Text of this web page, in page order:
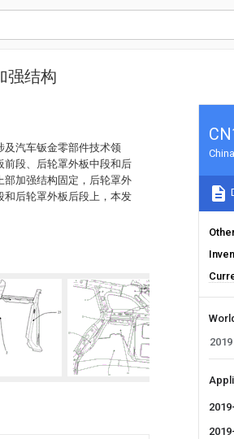
强结构
及汽车钣金零部件技术领
前段、后轮罩外板中段和后
部加强结构固定，后轮罩外
和后轮罩外板后段上，本发
China
2019